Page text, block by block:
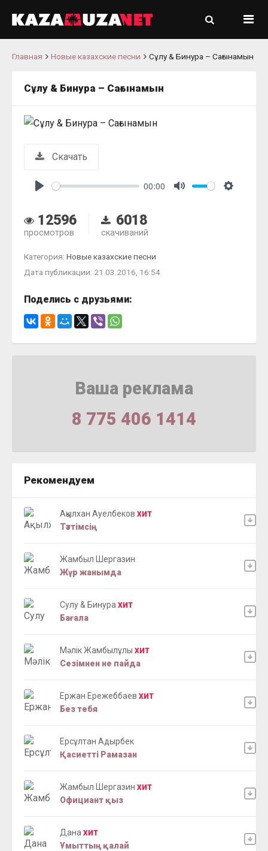
Главная Новые казахские песни Сұлу & Бинура – Сағынамын
Сұлу & Бинура – Сағынамын
Скачать
00:00
12596
просмотров
6018
скачиваний
Категория: Новые казахские песни
Дата публикации: 21.03.2016, 16:54
Поделись с друзьями:
Ваша реклама
8 775 406 1414
Рекомендуем
Ақылxан Ауелбеков ХИТ
Тәттімсің
Жамбыл Шергазин
Жүр жанымда
Сулу & Бинура ХИТ
Бағала
Мәлік Жамбылұлы ХИТ
Сезімнен не пайда
Ержан Ережеббаев ХИТ
Без тебя
Ерсұлтан Адырбек
Қасиетті Рамазан
Жамбыл Шергазин ХИТ
Официант қыз
Дана ХИТ
Ұмыттың қалай